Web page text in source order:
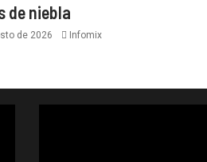
de niebla
de 2026 Infomix